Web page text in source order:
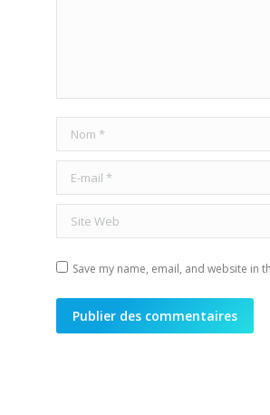
Nom *
E-mail *
Site Web
Save my name, email, and website in
Publier des commentaires